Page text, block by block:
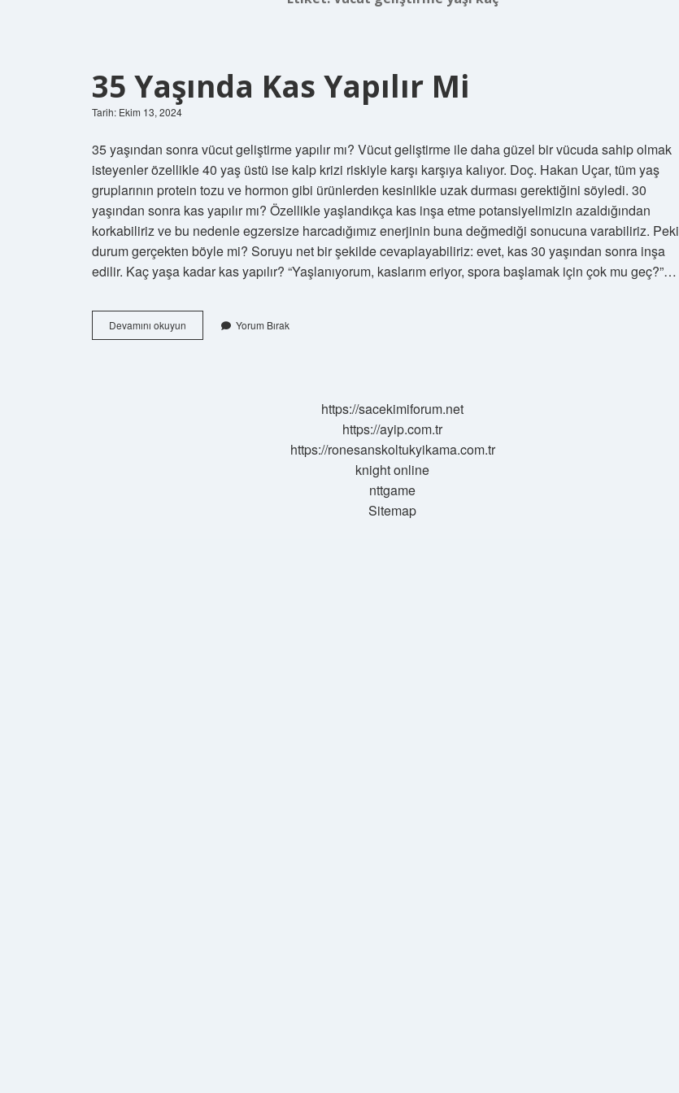
35 Yaşında Kas Yapılır Mi
Tarih: Ekim 13, 2024
35 yaşından sonra vücut geliştirme yapılır mı? Vücut geliştirme ile daha güzel bir vücuda sahip olmak
isteyenler özellikle 40 yaş üstü ise kalp krizi riskiyle karşı karşıya kalıyor. Doç. Hakan Uçar, tüm yaş
gruplarının protein tozu ve hormon gibi ürünlerden kesinlikle uzak durması gerektiğini söyledi. 30
yaşından sonra kas yapılır mı? Özellikle yaşlandıkça kas inşa etme potansiyelimizin azaldığından
korkabiliriz ve bu nedenle egzersize harcadığımız enerjinin buna değmediği sonucuna varabiliriz. Peki
durum gerçekten böyle mi? Soruyu net bir şekilde cevaplayabiliriz: evet, kas 30 yaşından sonra inşa
edilir. Kaç yaşa kadar kas yapılır? “Yaşlanıyorum, kaslarım eriyor, spora başlamak için çok mu geç?”…
Devamını okuyun
Yaşında
Yorum Bırak
https://sacekimiforum.net
https://ayip.com.tr
https://ronesanskoltukyikama.com.tr
knight online
nttgame
Sitemap